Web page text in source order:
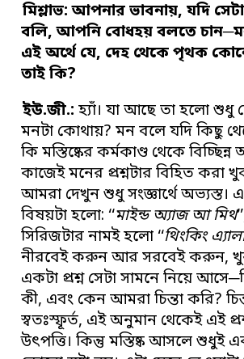
মিশ্লাভ: আপনার ভাবনায়,যদি
বলি,আপনি বোধহয় বলতে চান─
এই অর্থে যে, দেহ থেকে পৃথক
তাই কি?
ইউ.জী.: হ্যাঁ। যা আছে তা হলো শুধু
মনটা কোথায়? মন বলে যদি কিছু
কি মস্তিষ্কের কর্মকাণ্ড থেকে
কাজেই মনের প্রশ্নটার বিহিত করা
আমরা দেখুন শুধু সংজ্ঞার্থে অভ্যস্ত।
বিষয়টা হলো: ‘‘মাইন্ড অ্যাজ আ মিথ
সিরিজটার নামই হলো ‘‘থিংকিং
নীরবেই করুন আর সরবেই করুন,
একটা প্রশ্ন সেটা সামনে নিয়ে
কী, এবং কেন আমরা চিন্তা করি?
স্বতঃস্ফূর্ত, এই অনুমান থেকেই এই
উৎপত্তি। কিন্তু মস্তিষ্ক আসলে শুধুই